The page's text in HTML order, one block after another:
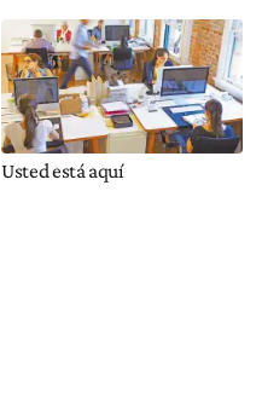
Usted está aquí